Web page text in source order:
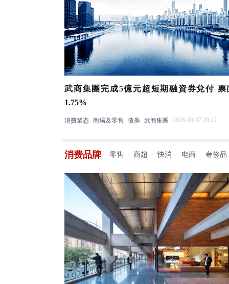
武商集團完成5億元超短期融資券兌付 票
1.75%
消費業态 商場及零售 債券 武商集團 2026-08-07 20:22
消费品牌 零售 商超 快消 电商 奢侈品